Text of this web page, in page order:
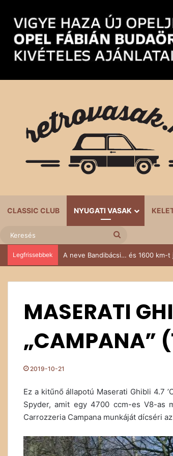
CLASSIC CLUB NYUGATI VASAK
Legfrissebbek Az öreg 104-es, aki nem tudott
MASERATI
„CAMPANA”
2019-10-21
Ez a kitűnő állapotú Maserati Ghibli 4.7
Spyder, amit egy 4700 ccm-es V8-as
Carrozzeria Campana munkáját dícséri